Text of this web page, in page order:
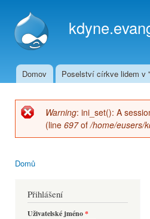
Hlavní menu
Domov Poselství církve lidem v
Chybová zpráva
Warning: ini_set(): A
(line 697of/home/eusers/
Domů
Přihlášení
Uživatelské jméno*